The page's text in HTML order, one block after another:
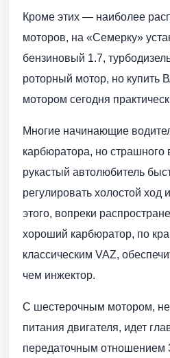
Кроме этих — наиболее
моторов, на «Семерку»
бензиновый 1.7,
роторный мотор, но купить
мотором сегодня
Многие начинающие
карбюратора, но страшного
рукастый автолюбитель
регулировать холостой ход
этого, вопреки
хороший карбюратор, по
классическим VAZ,
чем инжектор.
С шестерочным мотором,
питания двигателя, идет
передаточным отношением